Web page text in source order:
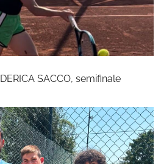
SACCO, semifinale